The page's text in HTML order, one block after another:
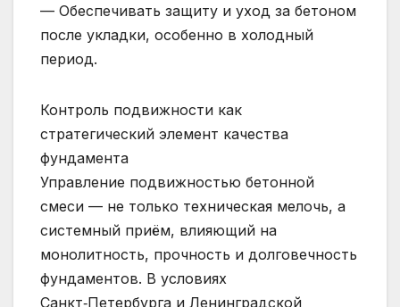
— Обеспечивать защиту и уход за бетоном
после укладки, особенно в холодный
период.
Контроль подвижности как
стратегический элемент качества
фундамента
Управление подвижностью бетонной
смеси — не только техническая мелочь, а
системный приём, влияющий на
монолитность, прочность и долговечность
фундаментов. В условиях
Санкт‑Петербурга и Ленинградской